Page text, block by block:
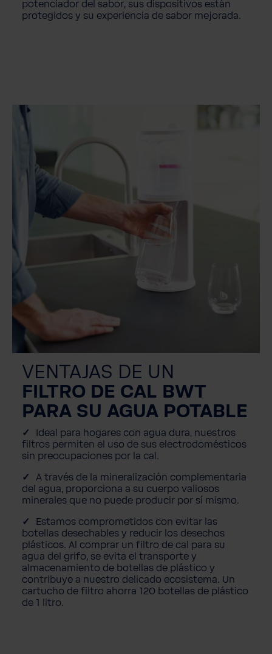
potenciador del sabor, sus dispositivos están
protegidos y su experiencia de sabor mejorada.
VENTAJAS DE UN
FILTRO DE CAL BWT
PARA SU AGUA POTABLE
Ideal para hogares con agua dura, nuestros
filtros permiten el uso de sus electrodomésticos
sin preocupaciones por la cal.
A través de la mineralización complementaria
del agua, proporciona a su cuerpo valiosos
minerales que no puede producir por sí mismo.
Estamos comprometidos con evitar las
botellas desechables y reducir los desechos
plásticos. Al comprar un filtro de cal para su
agua del grifo, se evita el transporte y
almacenamiento de botellas de plástico y
contribuye a nuestro delicado ecosistema. Un
cartucho de filtro ahorra 120 botellas de plástico
de 1 litro.